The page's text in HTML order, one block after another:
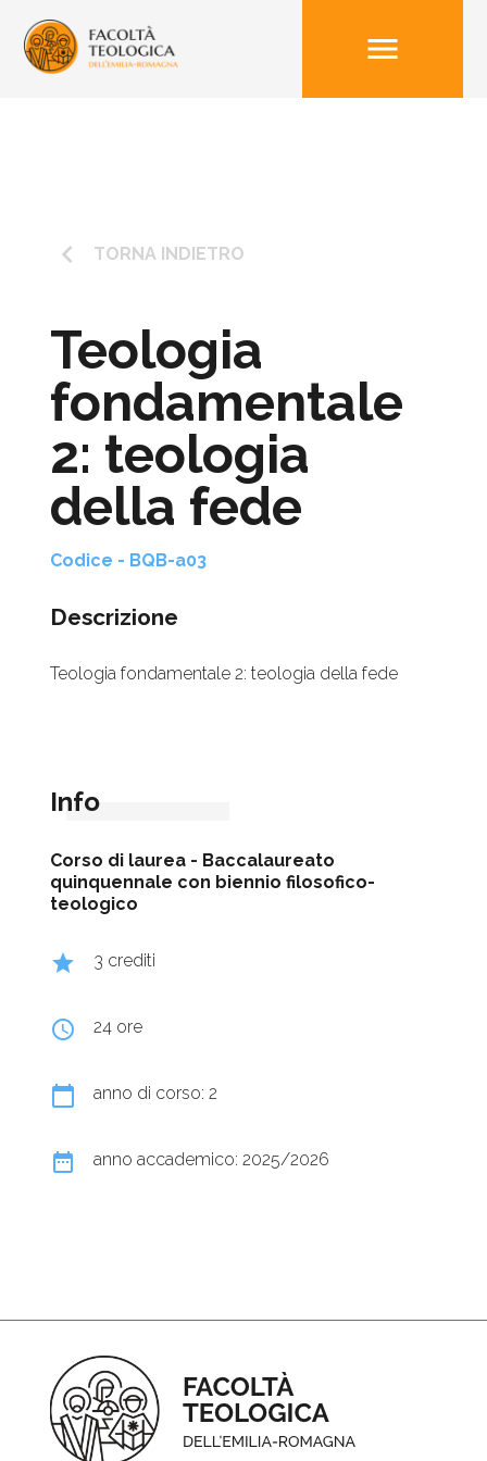
menu
keyboard_arrow_left TORNA INDIETRO
Teologia
fondamentale
2: teologia
della fede
Codice - BQB-a03
Descrizione
Teologia fondamentale 2: teologia della fede
Info
Corso di laurea - Baccalaureato
quinquennale con biennio filosofico-
teologico
grade 3 crediti
query_builder 24 ore
calendar_today anno di corso: 2
date_range anno accademico: 2025/2026